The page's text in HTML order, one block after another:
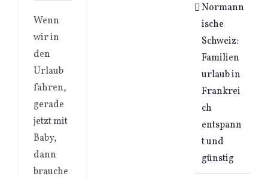
Wenn
wir in
den
Urlaub
fahren,
gerade
jetzt mit
Baby,
dann
brauche
Normann
ische
Schweiz:
Familien
urlaub in
Frankrei
ch
entspann
t und
günstig